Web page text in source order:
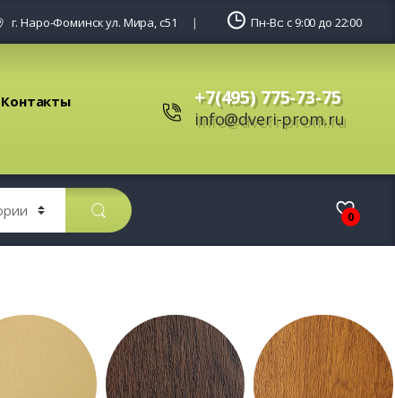
г. Наро-Фоминск ул. Мира, с51 Пн-Вс: с 9:00 до 22:00
Контакты +7(495) 775-73-75
info@dveri-prom.ru
0